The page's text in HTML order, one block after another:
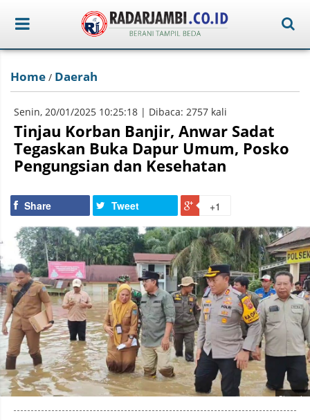
Home / Daerah
Senin, 20/01/2025 10:25:18 | Dibaca: 2757 kali
Tinjau Korban Banjir, Anwar Sadat
Tegaskan Buka Dapur Umum, Posko
Pengungsian dan Kesehatan
Share Tweet +1
Photo by